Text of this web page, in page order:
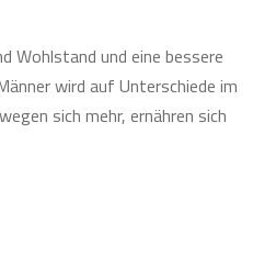
Wohlstand und eine bessere
wird auf Unterschiede im
sich mehr, ernähren sich